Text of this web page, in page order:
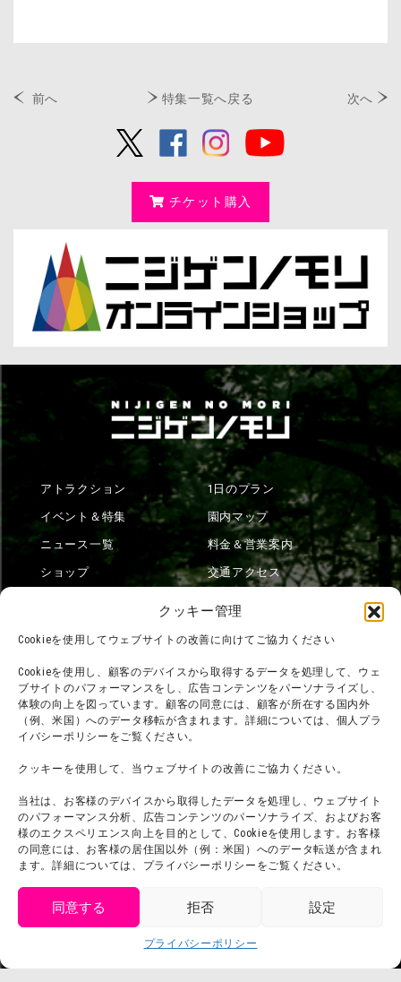
クッキー管理
Cookieを使用してウェブサイトの改善に向けてご協力ください
Cookieを使用し、顧客のデバイスから取得するデータを処理して、ウェ
ブサイトのパフォーマンスをし、広告コンテンツをパーソナライズし、
体験の向上を図っています。顧客の同意には、顧客が所在する国内外
（例、米国）へのデータ移転が含まれます。詳細については、個人プラ
イバシーポリシーをご覧ください。
クッキーを使用して、当ウェブサイトの改善にご協力ください。
当社は、お客様のデバイスから取得したデータを処理し、ウェブサイト
のパフォーマンス分析、広告コンテンツのパーソナライズ、およびお客
様のエクスペリエンス向上を目的として、Cookieを使用します。お客様
の同意には、お客様の居住国以外（例：米国）へのデータ転送が含まれ
ます。詳細については、プライバシーポリシーをご覧ください。
同意する 拒否 設定
プライバシーポリシー
前へ 特集一覧へ戻る 次へ
チケット購入
アトラクション
イベント＆特集
ニュース一覧
ショップ
1日のプラン
園内マップ
料金＆営業案内
交通アクセス
団体利用について
お問い合わせ
利用規約
プライバシーポリシー
プレスリリース
メディア掲載実績
会社概要
スタッフ募集